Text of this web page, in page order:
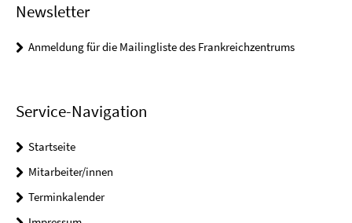
Newsletter
Anmeldung für die Mailingliste des Frankreichzentrums
Service-Navigation
Startseite
Mitarbeiter/innen
Terminkalender